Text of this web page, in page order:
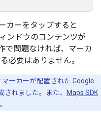
カーをタップすると
ンドウのコンテンツが
で問題なければ、マーカ
必要はありません。
ーカーが配置された Google
れました。また、
Maps SDK